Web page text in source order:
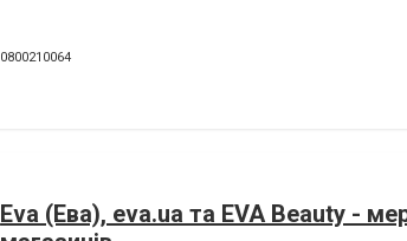
0800210064
Eva (Ева), eva.ua та EVA Beauty -